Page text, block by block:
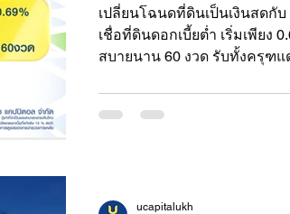
เปลี่ยนโฉนดที่ดินเป็นเงินสดกั
เชื่อที่ดินดอกเบี้ยต่ำ เริ่มเพียง
สบายนาน 60 งวด รับทั้งครุฑ
ucapitalukh